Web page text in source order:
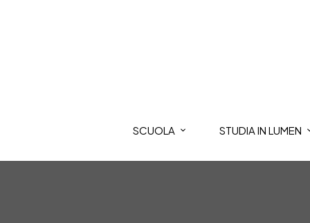
SCUOLA STUDIA IN LUMEN